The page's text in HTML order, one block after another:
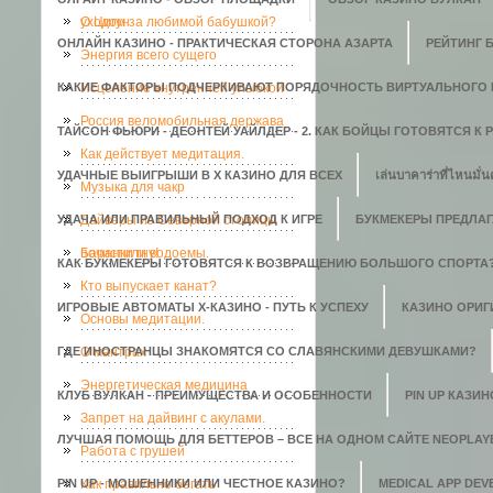
ОНЛАЙН КАЗИНО - ПРАКТИЧЕСКАЯ СТОРОНА АЗАРТА РЕЙТИНГ
КАКИЕ ФАКТОРЫ ПОДЧЕРКИВАЮТ ПОРЯДОЧНОСТЬ ВИРТУАЛЬНОГО
ТАЙСОН ФЬЮРИ - ДЕОНТЕЙ УАЙЛДЕР - 2. КАК БОЙЦЫ ГОТОВЯТСЯ К
УДАЧНЫЕ ВЫИГРЫШИ В X КАЗИНО ДЛЯ ВСЕХ เล่นบาคาร่าที่ไหนมั่น
УДАЧА ИЛИ ПРАВИЛЬНЫЙ ПОДХОД К ИГРЕ БУКМЕКЕРЫ
КАК БУКМЕКЕРЫ ГОТОВЯТСЯ К ВОЗВРАЩЕНИЮ БОЛЬШОГО
ИГРОВЫЕ АВТОМАТЫ Х-КАЗИНО - ПУТЬ К УСПЕХУ КАЗИНО
ГДЕ ИНОСТРАНЦЫ ЗНАКОМЯТСЯ СО СЛАВЯНСКИМИ ДЕВУШКАМИ?
КЛУБ ВУЛКАН - ПРЕИМУЩЕСТВА И ОСОБЕННОСТИ PIN UP
ЛУЧШАЯ ПОМОЩЬ ДЛЯ БЕТТЕРОВ – ВСЕ НА ОДНОМ САЙТЕ
PIN UP - МОШЕННИКИ ИЛИ ЧЕСТНОЕ КАЗИНО? MEDICAL APP
уходом за любимой бабушкой?
О Цигун
Энергия всего сущего
Исцеление внутренней улыбкой
Россия веломобильная держава
Как действует медитация.
Музыка для чакр
Дайверы из Северной столицы
почистили водоемы.
Баранки гну!
Кто выпускает канат?
Основы медитации.
О мантрах
Энергетическая медицина
Запрет на дайвинг с акулами.
Работа с грушей
Как правильно бегать